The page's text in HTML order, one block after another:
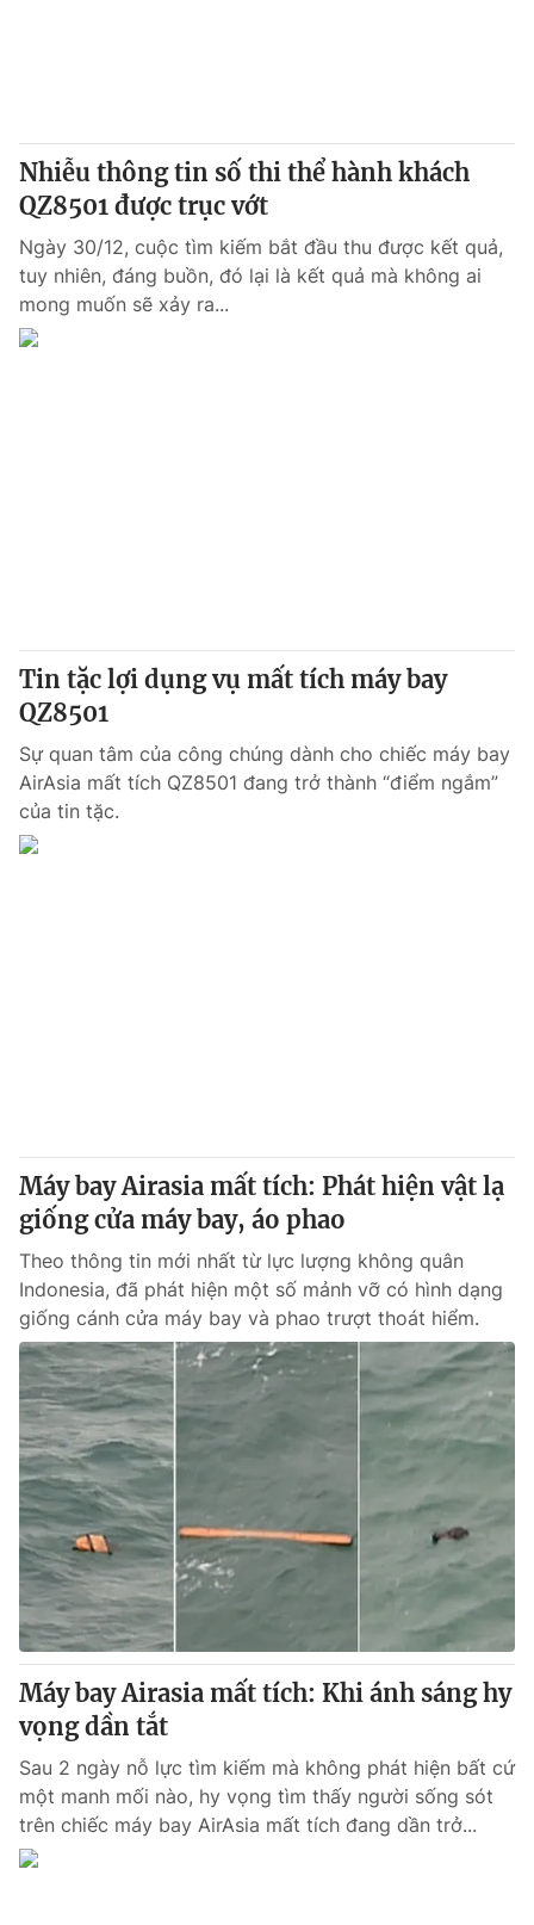
Nhiễu thông tin số thi thể hành khách
QZ8501 được trục vớt
Ngày 30/12, cuộc tìm kiếm bắt đầu thu được kết quả,
tuy nhiên, đáng buồn, đó lại là kết quả mà không ai
mong muốn sẽ xảy ra...
Tin tặc lợi dụng vụ mất tích máy bay
QZ8501
Sự quan tâm của công chúng dành cho chiếc máy bay
AirAsia mất tích QZ8501 đang trở thành “điểm ngắm”
của tin tặc.
Máy bay Airasia mất tích: Phát hiện vật lạ
giống cửa máy bay, áo phao
Theo thông tin mới nhất từ lực lượng không quân
Indonesia, đã phát hiện một số mảnh vỡ có hình dạng
giống cánh cửa máy bay và phao trượt thoát hiểm.
Máy bay Airasia mất tích: Khi ánh sáng hy
vọng dần tắt
Sau 2 ngày nỗ lực tìm kiếm mà không phát hiện bất cứ
một manh mối nào, hy vọng tìm thấy người sống sót
trên chiếc máy bay AirAsia mất tích đang dần trở...